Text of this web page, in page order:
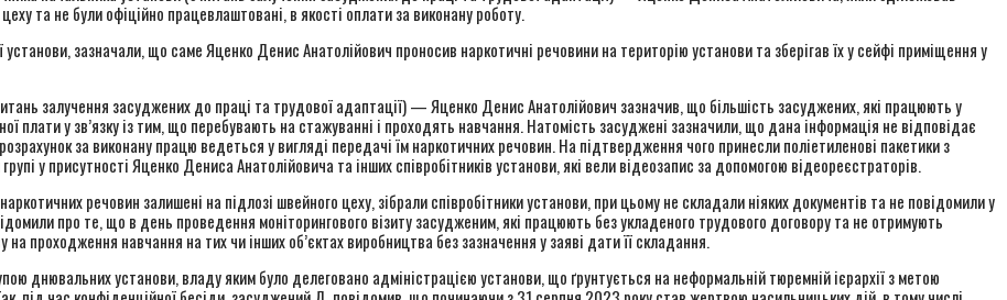
та не були офіційно працевлаштовані, в якості оплати за виконану роботу.
установи, зазначали, що саме Яценко Денис Анатолійович проносив наркотичні речовини на територію установи та зберігав їх у сейфі приміщення у
залучення засуджених до праці та трудової адаптації) — Яценко Денис Анатолійович зазначив, що більшість засуджених, які працюють у
плати у зв’язку із тим, що перебувають на стажуванні і проходять навчання. Натомість засуджені зазначили, що дана інформація не відповідає
за виконану працю ведеться у вигляді передачі їм наркотичних речовин. На підтвердження чого принесли поліетиленові пакетики з
у присутності Яценко Дениса Анатолійовича та інших співробітників установи, які вели відеозапис за допомогою відеореєстраторів.
речовин залишені на підлозі швейного цеху, зібрали співробітники установи, при цьому не складали ніяких документів та не повідомили у
про те, що в день проведення моніторингового візиту засудженим, які працюють без укладеного трудового договору та не отримують
проходження навчання на тих чи інших об’єктах виробництва без зазначення у заяві дати її складання.
днювальних установи, владу яким було делеговано адміністрацією установи, що ґрунтується на неформальній тюремній ієрархії з метою